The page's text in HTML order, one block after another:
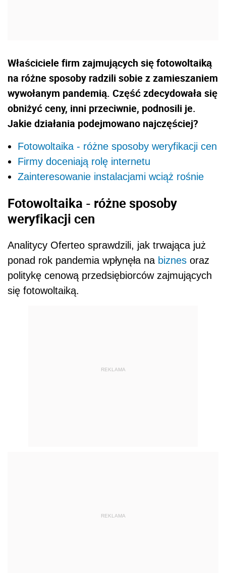
Właściciele firm zajmujących się fotowoltaiką
na różne sposoby radzili sobie z zamieszaniem
wywołanym pandemią. Część zdecydowała się
obniżyć ceny, inni przeciwnie, podnosili je.
Jakie działania podejmowano najczęściej?
Fotowoltaika - różne sposoby weryfikacji cen
Firmy doceniają rolę internetu
Zainteresowanie instalacjami wciąż rośnie
Fotowoltaika - różne sposoby
weryfikacji cen
Analitycy Oferteo sprawdzili, jak trwająca już
ponad rok pandemia wpłynęła na biznes oraz
politykę cenową przedsiębiorców zajmujących
się fotowoltaiką.
REKLAMA
REKLAMA